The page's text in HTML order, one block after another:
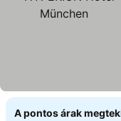
A pontos árak